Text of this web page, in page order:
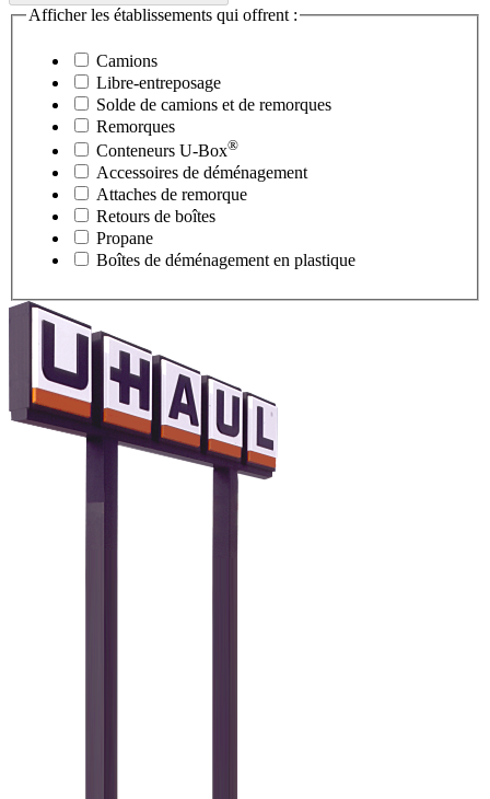
Afficher les établissements qui offrent :
Camions
Libre-entreposage
Solde de camions et de remorques
Remorques
Conteneurs U-Box®
Accessoires de déménagement
Attaches de remorque
Retours de boîtes
Propane
Boîtes de déménagement en plastique